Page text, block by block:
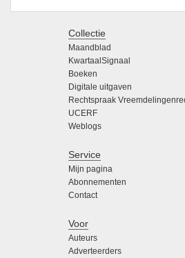
Collectie
Maandblad
KwartaalSignaal
Boeken
Digitale uitgaven
Rechtspraak
UCERF
Weblogs
Service
Mijn pagina
Abonnementen
Contact
Voor
Auteurs
Adverteerders